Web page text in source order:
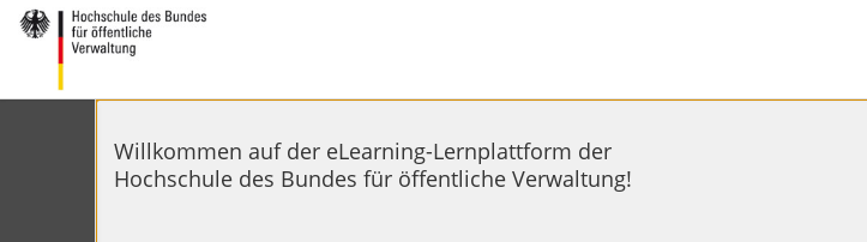
Willkommen auf der eLearning-Lernplattform der
Hochschule des Bundes für öffentliche Verwaltung!